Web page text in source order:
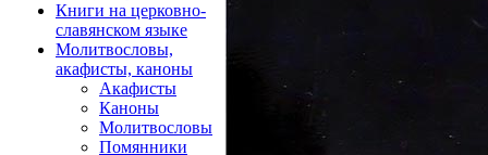
Книги на церковно-
славянском языке
Молитвословы,
акафисты, каноны
Акафисты
Каноны
Молитвословы
Помянники